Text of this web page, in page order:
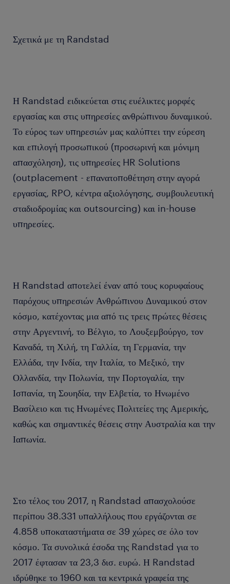
Σχετικά με τη Randstad
Η Randstad ειδικεύεται στις ευέλικτες μορφές
εργασίας και στις υπηρεσίες ανθρώπινου δυναμικού.
Το εύρος των υπηρεσιών μας καλύπτει την εύρεση
και επιλογή προσωπικού (προσωρινή και μόνιμη
απασχόληση), τις υπηρεσίες HR Solutions
(outplacement - επανατοποθέτηση στην αγορά
εργασίας, RPO, κέντρα αξιολόγησης, συμβουλευτική
σταδιοδρομίας και outsourcing) και in-house
υπηρεσίες.
Η Randstad αποτελεί έναν από τους κορυφαίους
παρόχους υπηρεσιών Ανθρώπινου Δυναμικού στον
κόσμο, κατέχοντας μια από τις τρεις πρώτες θέσεις
στην Αργεντινή, το Βέλγιο, το Λουξεμβούργο, τον
Καναδά, τη Χιλή, τη Γαλλία, τη Γερμανία, την
Ελλάδα, την Ινδία, την Ιταλία, το Μεξικό, την
Ολλανδία, την Πολωνία, την Πορτογαλία, την
Ισπανία, τη Σουηδία, την Ελβετία, το Ηνωμένο
Βασίλειο και τις Ηνωμένες Πολιτείες της Αμερικής,
καθώς και σημαντικές θέσεις στην Αυστραλία και την
Ιαπωνία.
Στο τέλος του 2017, η Randstad απασχολούσε
περίπου 38.331 υπαλλήλους που εργάζονται σε
4.858 υποκαταστήματα σε 39 χώρες σε όλο τον
κόσμο. Τα συνολικά έσοδα της Randstad για το
2017 έφτασαν τα 23,3 δισ. ευρώ. Η Randstad
ιδρύθηκε το 1960 και τα κεντρικά γραφεία της